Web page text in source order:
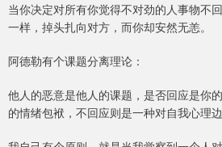
当你决定对所有你觉得不对劲的人事物不
一样，掉头扎向对方，而你却安然无恙。
阿德勒有个课题分离理论：
他人的恶意是他人的课题，是否回应是你
的情绪包袱，不回应则是一种对自我心理边